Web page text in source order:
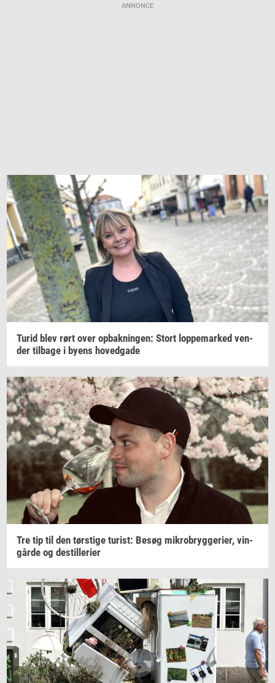
ANNONCE
Turid blev rørt over op­bak­nin­gen: Stort lop­pe­mar­ked ven­
der til­ba­ge i byens ho­ved­ga­de
Tre tip til den tørsti­ge turist: Besøg mi­kro­bryg­ge­ri­er, vin­
går­de og destil­le­ri­er